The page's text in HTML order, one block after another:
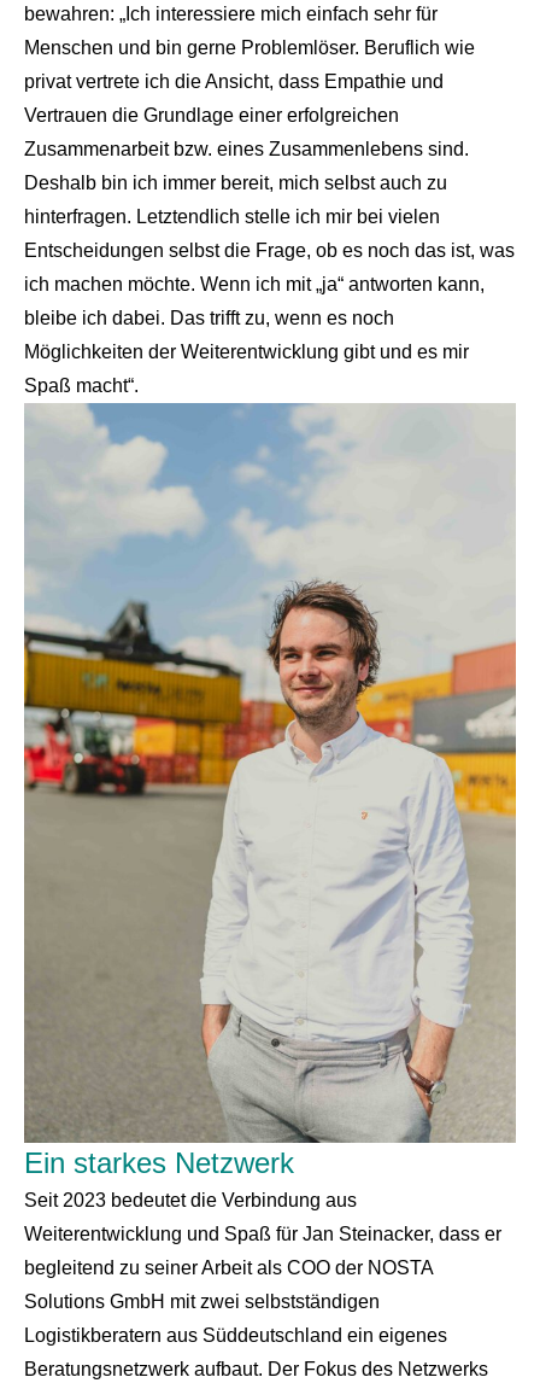
bewahren: „Ich interessiere mich einfach sehr für
Menschen und bin gerne Problemlöser. Beruflich wie
privat vertrete ich die Ansicht, dass Empathie und
Vertrauen die Grundlage einer erfolgreichen
Zusammenarbeit bzw. eines Zusammenlebens sind.
Deshalb bin ich immer bereit, mich selbst auch zu
hinterfragen. Letztendlich stelle ich mir bei vielen
Entscheidungen selbst die Frage, ob es noch das ist, was
ich machen möchte. Wenn ich mit „ja“ antworten kann,
bleibe ich dabei. Das trifft zu, wenn es noch
Möglichkeiten der Weiterentwicklung gibt und es mir
Spaß macht“.
Ein starkes Netzwerk
Seit 2023 bedeutet die Verbindung aus
Weiterentwicklung und Spaß für Jan Steinacker, dass er
begleitend zu seiner Arbeit als COO der NOSTA
Solutions GmbH mit zwei selbstständigen
Logistikberatern aus Süddeutschland ein eigenes
Beratungsnetzwerk aufbaut. Der Fokus des Netzwerks